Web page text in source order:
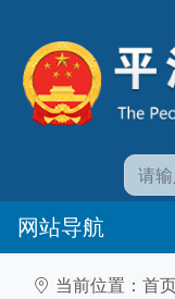
网站导航
当前位置： 首